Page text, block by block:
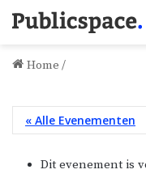
Home /
« Alle Evenementen
Dit evenement is